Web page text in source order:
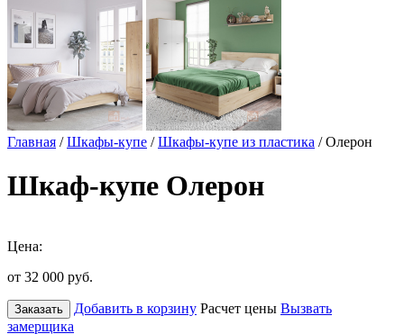
Главная /Шкафы-купе /Шкафы-купе из пластика / Олерон
Шкаф-купе Олерон
Цена:
от 32 000 руб.
Заказать Добавить в корзину Расчет цены Вызвать
замерщика